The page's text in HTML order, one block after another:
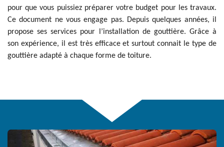
pour que vous puissiez préparer votre budget pour les travaux.
Ce document ne vous engage pas. Depuis quelques années, il
propose ses services pour l’installation de gouttière. Grâce à
son expérience, il est très efficace et surtout connait le type de
gouttière adapté à chaque forme de toiture.